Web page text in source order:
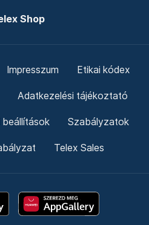
Shop
Impresszum Etikai kódex
Adatkezelési tájékoztató
beállítások Szabályzatok
Telex Sales